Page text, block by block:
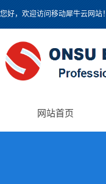
您好，欢迎访问移动犀牛云网站！
网站首页